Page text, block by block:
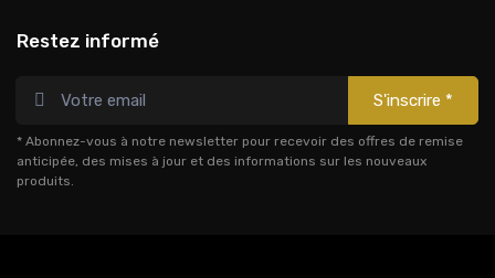
Restez informé
S'inscrire *
* Abonnez-vous à notre newsletter pour recevoir des offres de remise
anticipée, des mises à jour et des informations sur les nouveaux
produits.